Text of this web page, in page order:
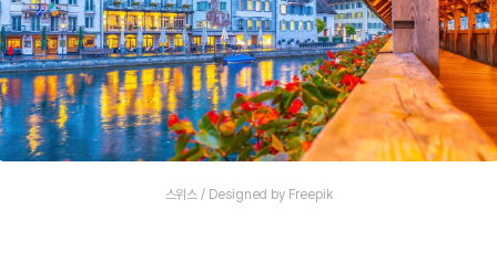
스위스 / Designed by Freepik